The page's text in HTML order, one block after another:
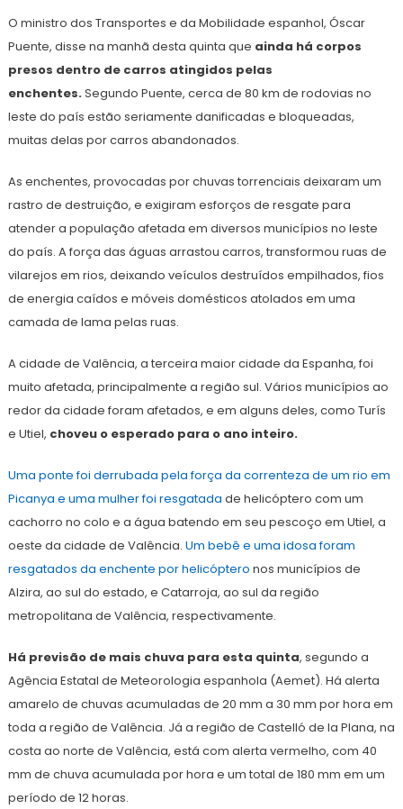
O ministro dos Transportes e da Mobilidade espanhol, Óscar
Puente, disse na manhã desta quinta que ainda há corpos
presos dentro de carros atingidos pelas
enchentes.Segundo Puente, cerca de 80 km de rodovias no
leste do país estão seriamente danificadas e bloqueadas,
muitas delas por carros abandonados.
As enchentes, provocadas por chuvas torrenciais deixaram um
rastro de destruição, e exigiram esforços de resgate para
atender a população afetada em diversos municípios no leste
do país. A força das águas arrastou carros, transformou ruas de
vilarejos em rios, deixando veículos destruídos empilhados, fios
de energia caídos e móveis domésticos atolados em uma
camada de lama pelas ruas.
A cidade de Valência, a terceira maior cidade da Espanha, foi
muito afetada, principalmente a região sul. Vários municípios ao
redor da cidade foram afetados, e em alguns deles, como Turís
e Utiel, choveu o esperado para o ano inteiro.
Uma ponte foi derrubada pela força da correnteza de um rio em
Picanya e uma mulher foi resgatada de helicóptero com um
cachorro no colo e a água batendo em seu pescoço em Utiel, a
oeste da cidade de Valência. Um bebê e uma idosa foram
resgatados da enchente por helicóptero nos municípios de
Alzira, ao sul do estado, e Catarroja, ao sul da região
metropolitana de Valência, respectivamente.
Há previsão de mais chuva para esta quinta, segundo a
Agência Estatal de Meteorologia espanhola (Aemet). Há alerta
amarelo de chuvas acumuladas de 20 mm a 30 mm por hora em
toda a região de Valência. Já a região de Castelló de la Plana, na
costa ao norte de Valência, está com alerta vermelho, com 40
mm de chuva acumulada por hora e um total de 180 mm em um
período de 12 horas.